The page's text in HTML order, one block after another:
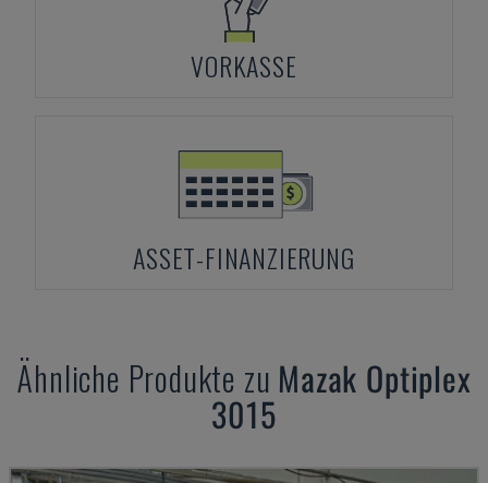
VORKASSE
ASSET-FINANZIERUNG
Ähnliche Produkte zu Mazak Optiplex
3015